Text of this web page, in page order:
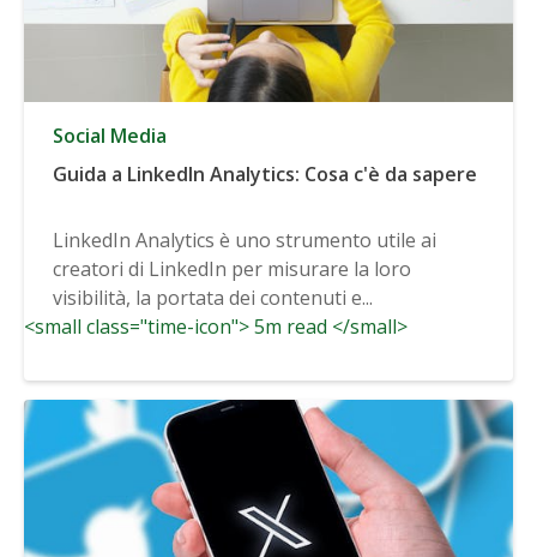
Social Media
Guida a LinkedIn Analytics: Cosa c'è da sapere
LinkedIn Analytics è uno strumento utile ai
creatori di LinkedIn per misurare la loro
visibilità, la portata dei contenuti e...
<small class="time-icon"> 5m read </small>